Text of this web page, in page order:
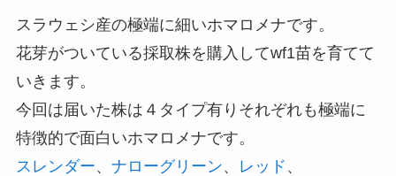
スラウェシ産の極端に細いホマロメナです。
花芽がついている採取株を購入してwf1苗を育てて
いきます。
今回は届いた株は４タイプ有りそれぞれも極端に
特徴的で面白いホマロメナです。
スレンダー、 ナローグリーン、 レッド 、